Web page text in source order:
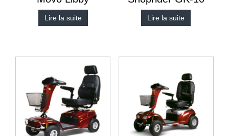
Lire la suite Lire la suite